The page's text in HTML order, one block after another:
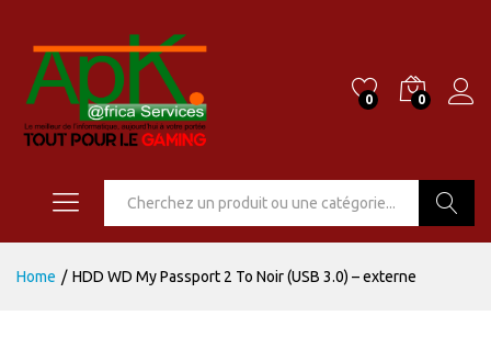
0 0
Home / HDD WD My Passport 2 To Noir (USB 3.0) – externe